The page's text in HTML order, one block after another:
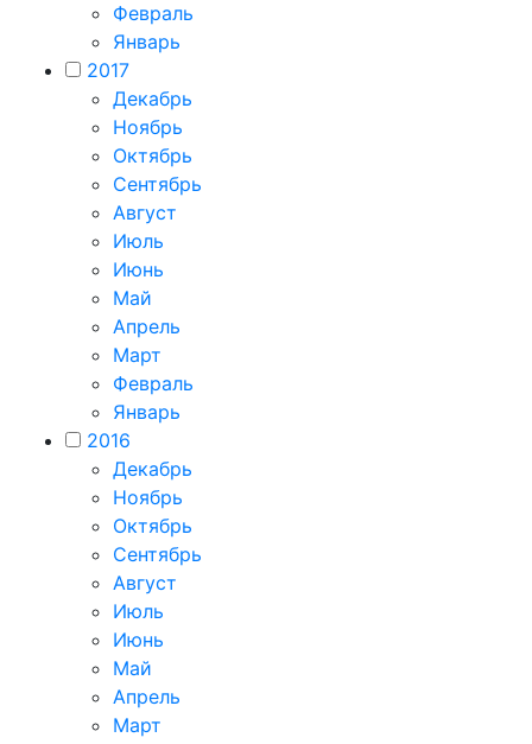
Февраль
Январь
2017
Декабрь
Ноябрь
Октябрь
Сентябрь
Август
Июль
Июнь
Май
Апрель
Март
Февраль
Январь
2016
Декабрь
Ноябрь
Октябрь
Сентябрь
Август
Июль
Июнь
Май
Апрель
Март